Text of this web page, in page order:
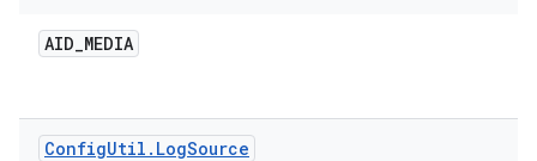
AID_MEDIA
ConfigUtil . LogSource